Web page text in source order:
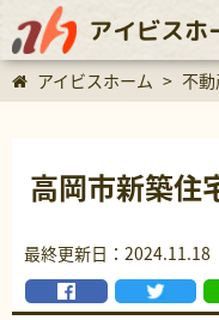
アイビスホ
アイビスホーム > 不
高岡市新築住
最終更新日：2024.11.18